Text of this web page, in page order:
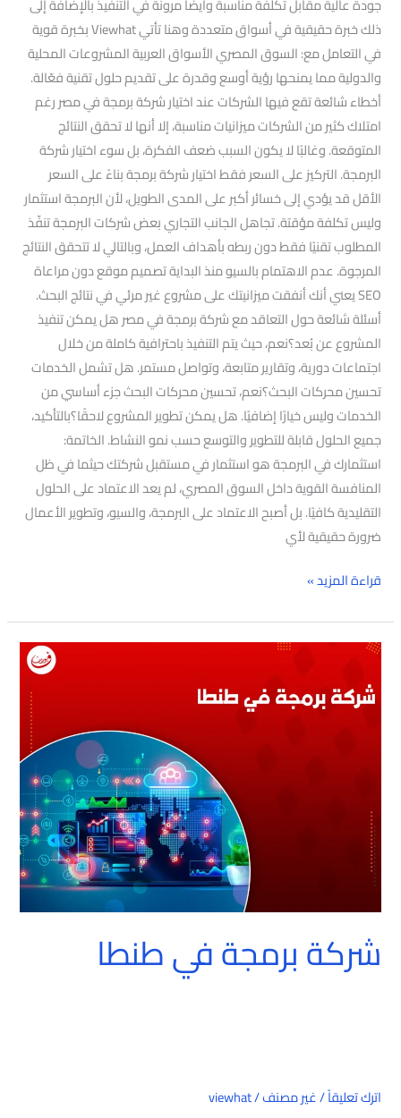
ذلك خبرة حقيقية في أسواق متعددة وهنا تأتي Viewhat بخبرة قوية
في التعامل مع: السوق المصري الأسواق العربية المشروعات المحلية
والدولية مما يمنحها رؤية أوسع وقدرة على تقديم حلول تقنية فعّالة.
أخطاء شائعة تقع فيها الشركات عند اختيار شركة برمجة في مصر رغم
امتلاك كثير من الشركات ميزانيات مناسبة، إلا أنها لا تحقق النتائج
المتوقعة. وغالبًا لا يكون السبب ضعف الفكرة، بل سوء اختيار شركة
البرمجة. التركيز على السعر فقط اختيار شركة برمجة بناءً على السعر
الأقل قد يؤدي إلى خسائر أكبر على المدى الطويل، لأن البرمجة استثمار
وليس تكلفة مؤقتة. تجاهل الجانب التجاري بعض شركات البرمجة تنفّذ
المطلوب تقنيًا فقط دون ربطه بأهداف العمل، وبالتالي لا تتحقق النتائج
المرجوة. عدم الاهتمام بالسيو منذ البداية تصميم موقع دون مراعاة
SEO يعني أنك أنفقت ميزانيتك على مشروع غير مرئي في نتائج البحث.
أسئلة شائعة حول التعاقد مع شركة برمجة في مصر هل يمكن تنفيذ
المشروع عن بُعد؟نعم، حيث يتم التنفيذ باحترافية كاملة من خلال
اجتماعات دورية، وتقارير متابعة، وتواصل مستمر. هل تشمل الخدمات
تحسين محركات البحث؟نعم، تحسين محركات البحث جزء أساسي من
الخدمات وليس خيارًا إضافيًا. هل يمكن تطوير المشروع لاحقًا؟بالتأكيد،
جميع الحلول قابلة للتطوير والتوسع حسب نمو النشاط. الخاتمة:
استثمارك في البرمجة هو استثمار في مستقبل شركتك حيثما في ظل
المنافسة القوية داخل السوق المصري، لم يعد الاعتماد على الحلول
التقليدية كافيًا. بل أصبح الاعتماد على البرمجة، والسيو، وتطوير الأعمال
ضرورة حقيقية لأي
قراءة المزيد »
شركة برمجة في طنطا
اترك تعليقاً/غير مصنف/
viewhat
شركة
في